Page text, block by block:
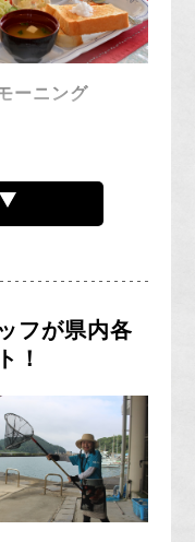
り頂く事も可能
3 次へ 最後
ーニング
リーンレモン
フが県内各
！